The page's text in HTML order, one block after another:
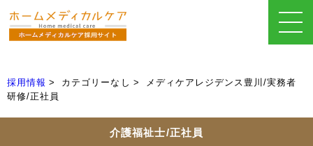
採用情報 カテゴリーなし
メディケアレジデンス豊川/実務者
研修/正社員
介護福祉士/正社員